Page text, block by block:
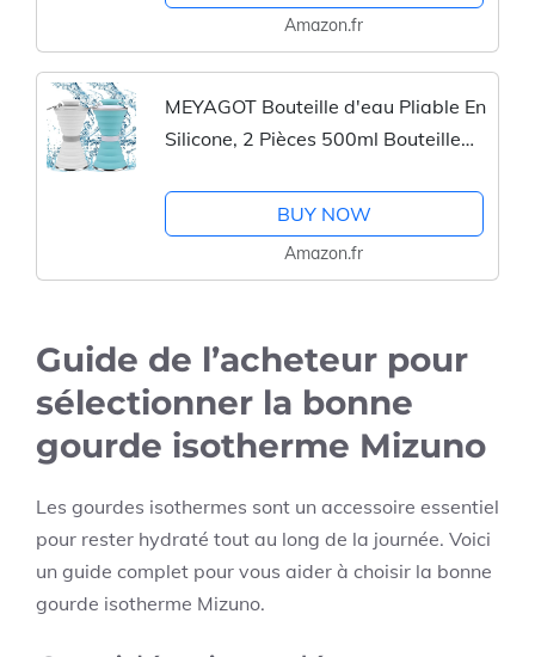
Amazon.fr
MEYAGOT Bouteille d'eau Pliable En
Silicone, 2 Pièces 500ml Bouteille
Mousqueton, Gourde Pliable Sans
BPA, Gourde Souple Pliable...
BUY NOW
Amazon.fr
Guide de l’acheteur pour
sélectionner la bonne
gourde isotherme Mizuno
Les gourdes isothermes sont un accessoire essentiel
pour rester hydraté tout au long de la journée. Voici
un guide complet pour vous aider à choisir la bonne
gourde isotherme Mizuno.